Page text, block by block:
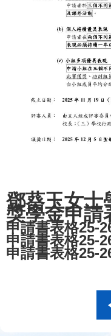
鄧葵玉女士
獎學金申請
申請書表格25-
申請書表格25-
申請書表格25-